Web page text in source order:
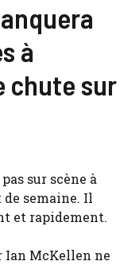
à
chute sur
sur scène à
de semaine. Il
et rapidement.
Ian McKellen ne